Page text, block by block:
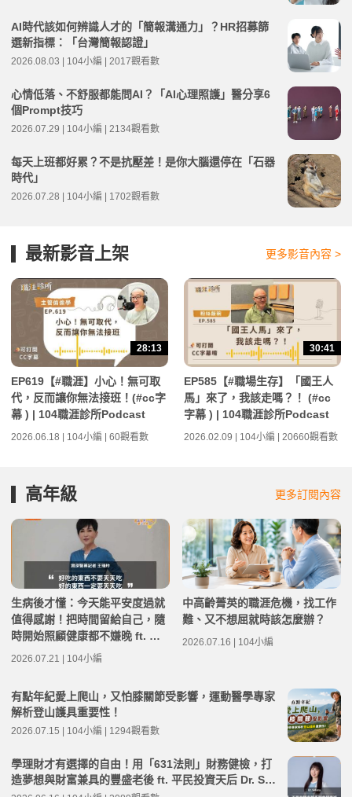
AI時代該如何辨識人才的「簡報溝通力」？HR招募篩
選新指標：「台灣簡報認證」
2026.08.03 | 104小編 | 2017觀看數
心情低落、不舒服都能問AI？「AI心理照護」醫分享6
個Prompt技巧
2026.07.29 | 104小編 | 2134觀看數
每天上班都好累？不是抗壓差！是你大腦還停在「石器
時代」
2026.07.28 | 104小編 | 1702觀看數
最新影音上架 更多影音內容 >
28:13
EP619【#職涯】小心！無可取
代，反而讓你無法接班！(#cc字
幕 ) | 104職涯診所Podcast
2026.06.18 | 104小編 | 60觀看數
30:41
EP585【#職場生存】「國王人
馬」來了，我該走嗎？！ (#cc
字幕 ) | 104職涯診所Podcast
2026.02.09 | 104小編 | 20660觀看數
高年級 更多訂閱內容
生病後才懂：今天能平安度過就
值得感謝！把時間留給自己，隨
時開始照顧健康都不嫌晚 ft. 資
深醫藥記者王瑞玲 | 高年級不打
2026.07.21 | 104小編
中高齡菁英的職涯危機，找工作
難、又不想屈就時該怎麼辦？
2026.07.16 | 104小編
有點年紀愛上爬山，又怕膝關節受影響，運動醫學專家
解析登山護具重要性！
2026.07.15 | 104小編 | 1294觀看數
學理財才有選擇的自由！用「631法則」財務健檢，打
造夢想與財富兼具的豐盛老後 ft. 平民投資天后 Dr. Sel